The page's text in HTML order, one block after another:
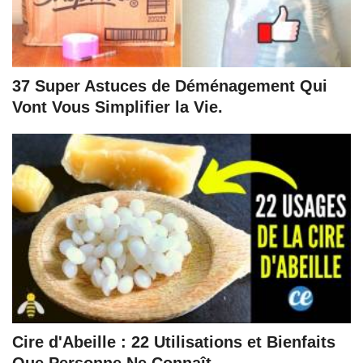
37 Super Astuces de Déménagement Qui
Vont Vous Simplifier la Vie.
Cire d'Abeille : 22 Utilisations et Bienfaits